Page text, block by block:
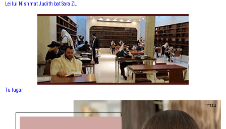
Leilui Nishmat Judith bat Sara ZL
Tu lugar